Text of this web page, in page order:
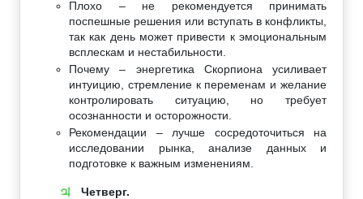
Плохо – не рекомендуется принимать
поспешные решения или вступать в конфликты,
так как день может привести к эмоциональным
всплескам и нестабильности.
Почему – энергетика Скорпиона усиливает
интуицию, стремление к переменам и желание
контролировать ситуацию, но требует
осознанности и осторожности.
Рекомендации – лучше сосредоточиться на
исследовании рынка, анализе данных и
подготовке к важным изменениям.
♃ Четверг.